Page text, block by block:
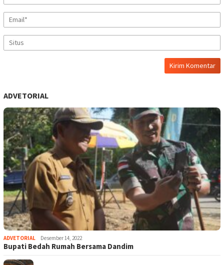
ADVETORIAL
ADVETORIAL Desember 14, 2022
Bupati Bedah Rumah Bersama Dandim